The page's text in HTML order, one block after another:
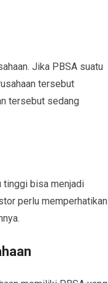
Jika PBSA suatu
tersebut
tersebut sedang
tinggi bisa menjadi
perlu memperhatikan